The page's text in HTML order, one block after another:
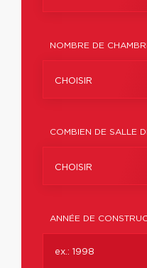
NOMBRE DE
CHOISIR
COMBIEN DE SALLE
CHOISIR
ANNÉE DE